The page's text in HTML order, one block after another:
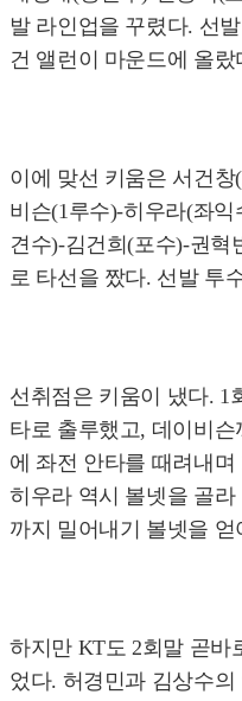
발 라인업을 꾸렸다. 선
건 앨런이 마운드에 올랐
이에 맞선 키움은 서건창
비슨(1루수)-히우라(좌
견수)-김건희(포수)-권혁
로 타선을 짰다. 선발 투
선취점은 키움이 냈다. 1
타로 출루했고, 데이비
에 좌전 안타를 때려내
히우라 역시 볼넷을 골
까지 밀어내기 볼넷을
하지만 KT도 2회말 곧바
었다. 허경민과 김상수